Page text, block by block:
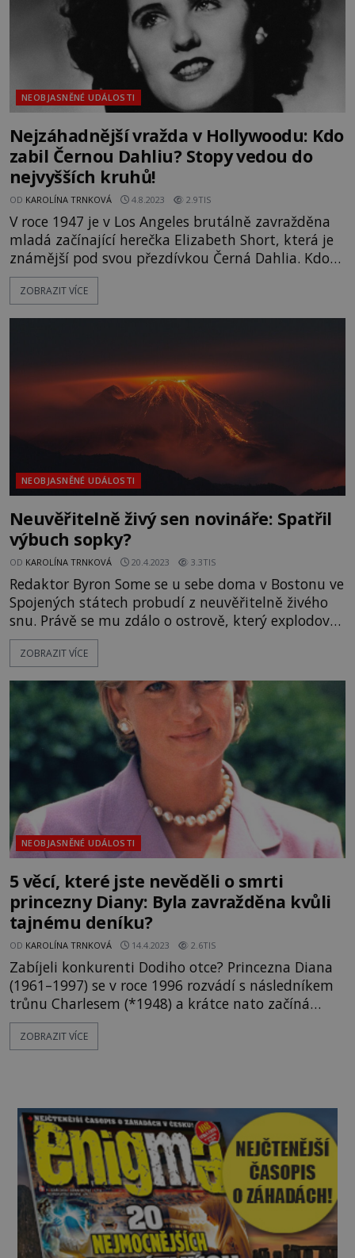
NEOBJASNĚNÉ UDÁLOSTI
Nejzáhadnější vražda v Hollywoodu: Kdo
zabil Černou Dahliu? Stopy vedou do
nejvyšších kruhů!
OD KAROLÍNA TRNKOVÁ 4.8.2023 2.9TIS
V roce 1947 je v Los Angeles brutálně zavražděna
mladá začínající herečka Elizabeth Short, která je
známější pod svou přezdívkou Černá Dahlia. Kdo
tento odporný zločin spáchal? Mezi podezřelými
nechybí ani folkový písničkář Woody Guthrie nebo
ZOBRAZIT VÍCE
NEOBJASNĚNÉ UDÁLOSTI
Neuvěřitelně živý sen novináře: Spatřil
výbuch sopky?
OD KAROLÍNA TRNKOVÁ 20.4.2023 3.3TIS
Redaktor Byron Some se u sebe doma v Bostonu ve
Spojených státech probudí z neuvěřitelně živého
snu. Právě se mu zdálo o ostrově, který explodoval
a jehož značná část se zřítila do moře. Zcela
pohlcen svým zážitkem vše pečlivě zaznamená.
výbuch sopky Krakatoa v Indonésii! Jak je možné,
že ve snu prožil něco, co se odehrálo tisíce
kilometrů od něj
ZOBRAZIT VÍCE
NEOBJASNĚNÉ UDÁLOSTI
5 věcí, které jste nevěděli o smrti
princezny Diany: Byla zavražděna kvůli
tajnému deníku?
OD KAROLÍNA TRNKOVÁ 14.4.2023 2.6TIS
Zabíjeli konkurenti Dodiho otce? Princezna Diana
(1961–1997) se v roce 1996 rozvádí s následníkem
trůnu Charlesem (*1948) a krátce nato začíná
chodit s egyptským obchodníkem Dodim Al-
Fayedem (1955–1997). A to jí podle jedné teorie
ZOBRAZIT VÍCE